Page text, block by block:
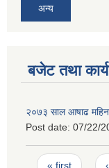
अन्य
बजेट तथा
२०७३ साल आषाढ
Post date: 07/22/
« first